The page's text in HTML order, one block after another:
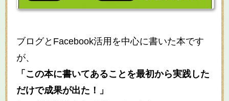
ブログとFacebook活用を中心に書いた本です
が、
「この本に書いてあることを最初から実践した
だけで成果が出た！」